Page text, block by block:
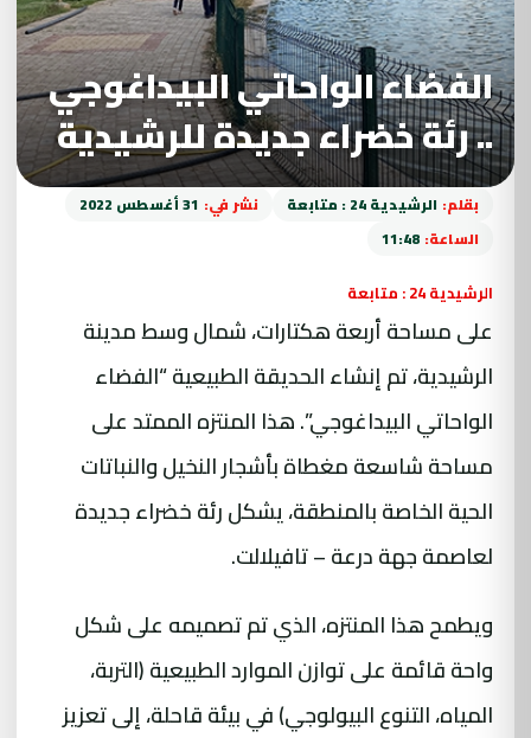
الفضاء الواحاتي البيداغوجي
.. رئة خضراء جديدة للرشيدية
بقلم: الرشيدية 24 : متابعة نشر في: 31 أغسطس 2022
الساعة: 11:48
الرشيدية 24 : متابعة
على مساحة أربعة هكتارات، شمال وسط مدينة
الرشيدية، تم إنشاء الحديقة الطبيعية “الفضاء
الواحاتي البيداغوجي”. هذا المنتزه الممتد على
مساحة شاسعة مغطاة بأشجار النخيل والنباتات
الحية الخاصة بالمنطقة، يشكل رئة خضراء جديدة
لعاصمة جهة درعة – تافيلالت.
ويطمح هذا المنتزه، الذي تم تصميمه على شكل
واحة قائمة على توازن الموارد الطبيعية (التربة،
المياه، التنوع البيولوجي) في بيئة قاحلة، إلى تعزيز